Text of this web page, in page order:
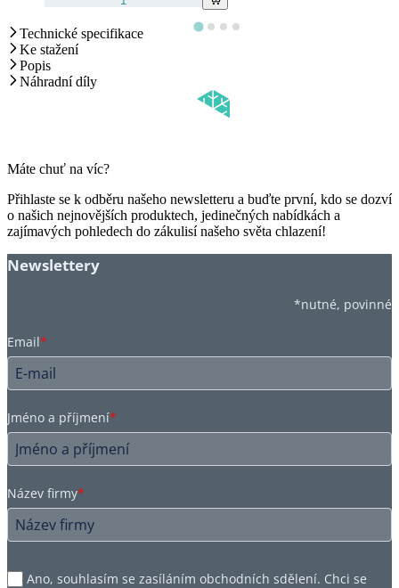
Technické specifikace
Ke stažení
Popis
Náhradní díly
Máte chuť na víc?
Přihlaste se k odběru našeho newsletteru a buďte první, kdo se dozví
o našich nejnovějších produktech, jedinečných nabídkách a
zajímavých pohledech do zákulisí našeho světa chlazení!
Newslettery
*nutné, povinné
Email*
Jméno a příjmení*
Název firmy*
Ano, souhlasím se zasíláním obchodních sdělení. Chci se